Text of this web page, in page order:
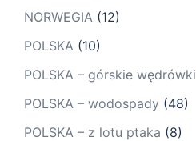
NORWEGIA (12)
POLSKA (10)
POLSKA – górskie wędrówki
POLSKA – wodospady (48)
POLSKA – z lotu ptaka (8)